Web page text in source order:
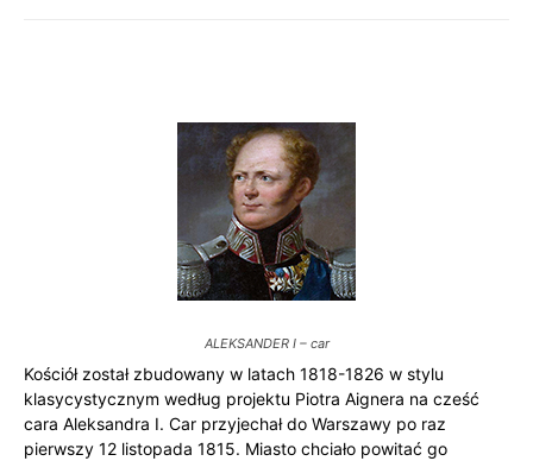
ALEKSANDER I – car
Kościół został zbudowany w latach 1818-1826 w stylu
klasycystycznym według projektu Piotra Aignera na cześć
cara Aleksandra I. Car przyjechał do Warszawy po raz
pierwszy 12 listopada 1815. Miasto chciało powitać go